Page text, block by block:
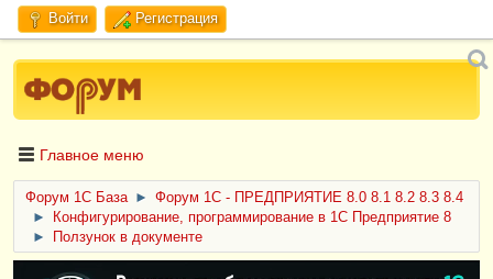
Войти Регистрация
Главное меню
Форум 1C База ►
Форум 1С - ПРЕДПРИЯТИЕ 8.0 8.1 8.2 8.3 8.4
►
Конфигурирование, программирование в 1С Предприятие 8
►
Ползунок в документе